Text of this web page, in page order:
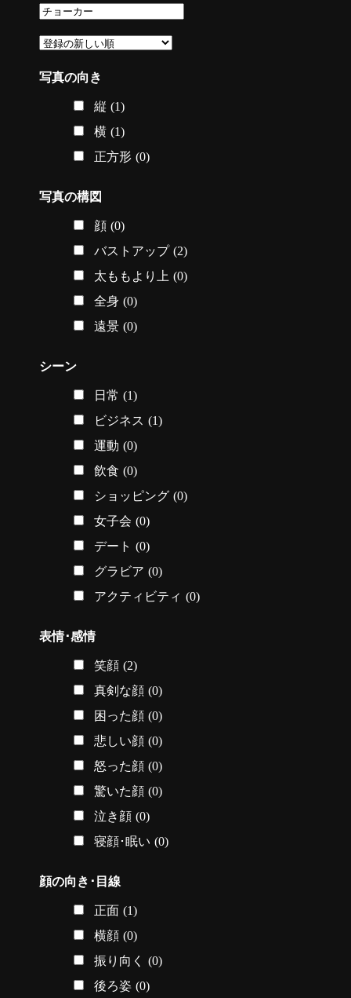
写真の向き
縦 (1)
横 (1)
正方形 (0)
写真の構図
顔 (0)
バストアップ (2)
太ももより上 (0)
全身 (0)
遠景 (0)
シーン
日常 (1)
ビジネス (1)
運動 (0)
飲食 (0)
ショッピング (0)
女子会 (0)
デート (0)
グラビア (0)
アクティビティ (0)
表情･感情
笑顔 (2)
真剣な顔 (0)
困った顔 (0)
悲しい顔 (0)
怒った顔 (0)
驚いた顔 (0)
泣き顔 (0)
寝顔･眠い (0)
顔の向き･目線
正面 (1)
横顔 (0)
振り向く
(0)
後ろ姿 (0)